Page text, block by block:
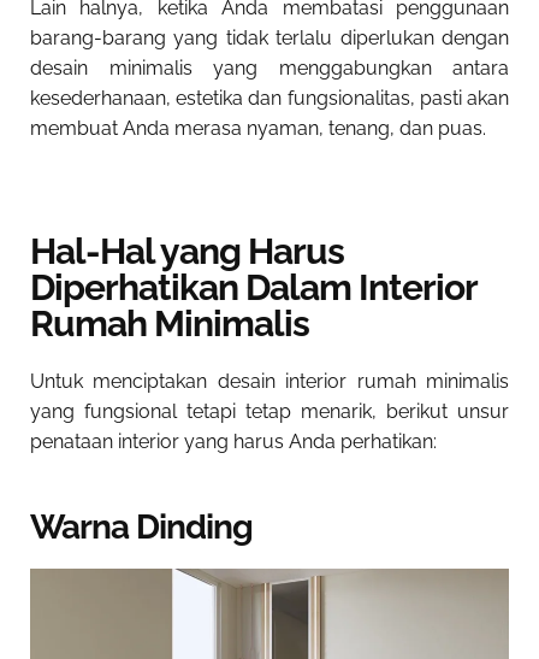
Lain halnya, ketika Anda membatasi penggunaan
barang-barang yang tidak terlalu diperlukan dengan
desain minimalis yang menggabungkan antara
kesederhanaan, estetika dan fungsionalitas, pasti akan
membuat Anda merasa nyaman, tenang, dan puas.
Hal-Hal yang Harus
Diperhatikan Dalam Interior
Rumah Minimalis
Untuk menciptakan desain interior rumah minimalis
yang fungsional tetapi tetap menarik, berikut unsur
penataan interior yang harus Anda perhatikan:
Warna Dinding